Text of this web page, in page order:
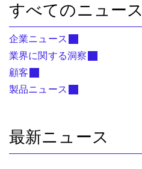
すべてのニュース
企業ニュース
業界に関する洞察
顧客
製品ニュース
最新ニュース